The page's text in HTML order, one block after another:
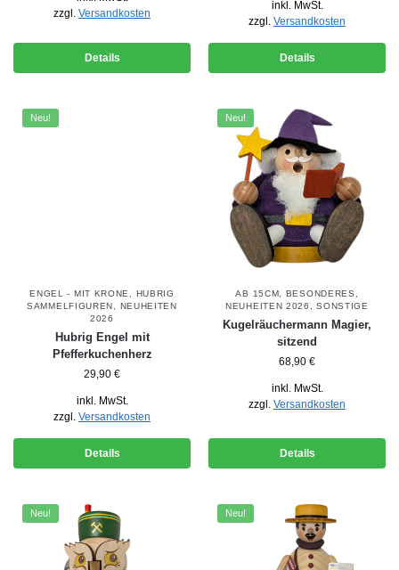
zzgl. Versandkosten
Details
inkl. MwSt.
zzgl. Versandkosten
Details
Neu!
ENGEL - MIT KRONE, HUBRIG
SAMMELFIGUREN, NEUHEITEN
2026
Hubrig Engel mit
Pfefferkuchenherz
29,90 €
inkl. MwSt.
zzgl. Versandkosten
Details
Neu!
AB 15CM, BESONDERES ,
NEUHEITEN 2026 ,SONSTIGE
Kugelräuchermann Magier,
sitzend
68,90 €
inkl. MwSt.
zzgl. Versandkosten
Details
Neu! Neu!